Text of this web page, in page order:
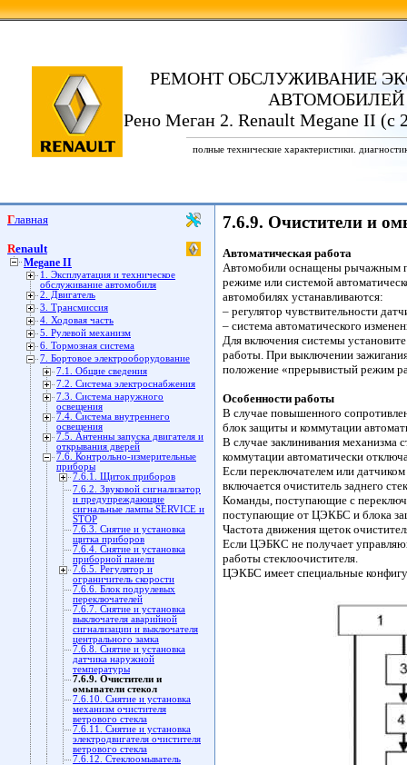
РЕМОНТ ОБСЛУЖИВАНИЕ
АВТОМОБИЛЕЙ
Рено Меган 2. Renault Megane II (с
полные технические характеристики.
Главная
Renault
Megane II
1. Эксплуатация и техническое
обслуживание автомобиля
2. Двигатель
3. Трансмиссия
4. Ходовая часть
5. Рулевой механизм
6. Тормозная система
7. Бортовое электрооборудование
7.1. Общие сведения
7.2. Система электроснабжения
7.3. Система наружного
освещения
7.4. Система внутреннего
освещения
7.5. Антенны запуска двигателя и
открывания дверей
7.6. Контрольно-измерительные
приборы
7.6.1. Щиток приборов
7.6.2. Звуковой сигнализатор
и предупреждающие
сигнальные лампы SERVICE и
STOP
7.6.3. Снятие и установка
щитка приборов
7.6.4. Снятие и установка
приборной панели
7.6.5. Регулятор и
ограничитель скорости
7.6.6. Блок подрулевых
переключателей
7.6.7. Снятие и установка
выключателя аварийной
сигнализации и выключателя
центрального замка
7.6.8. Снятие и установка
датчика наружной
температуры
7.6.9. Очистители и
омыватели стекол
7.6.10. Снятие и установка
механизм очистителя
ветрового стекла
7.6.11. Снятие и установка
электродвигателя очистителя
ветрового стекла
7.6.12. Стеклоомыватель
7.6.9. Очистители и
Автоматическая работа
Автомобили оснащены рычажным
режиме или системой
автомобилях устанавливаются:
– регулятор чувствительности
– система автоматического
Для включения системы
работы. При выключении зажигания
положение «прерывистый режим
Особенности работы
В случае повышенного
блок защиты и коммутации
В случае заклинивания механизма
коммутации автоматически
Если переключателем или
включается очиститель заднего
Команды, поступающие с
поступающие от ЦЭКБС и блока
Частота движения щеток
Если ЦЭБКС не получает
работы стеклоочистителя.
ЦЭКБС имеет специальные